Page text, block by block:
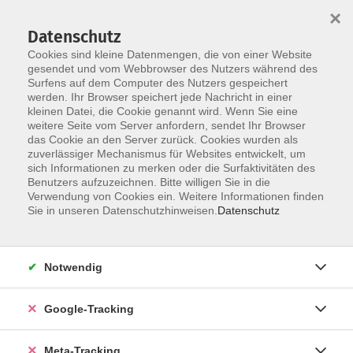
Skip to main content
You are here:
Über uns Beteiligte Volkshochschulen
Beteiligte Volkshochschulen
Volkshochschule Arberland
Volkshochschule Augsburg e.V.
Volkshochschule Augsburger Land e.V.
Städtischen Volkshochschulen Bad Kissingen und
Hammelburg
Datenschutz
Cookies sind kleine Datenmengen, die von einer Website
gesendet und vom Webbrowser des Nutzers während des
Surfens auf dem Computer des Nutzers gespeichert
werden. Ihr Browser speichert jede Nachricht in einer
kleinen Datei, die Cookie genannt wird. Wenn Sie eine
weitere Seite vom Server anfordern, sendet Ihr Browser
das Cookie an den Server zurück. Cookies wurden als
zuverlässiger Mechanismus für Websites entwickelt, um
sich Informationen zu merken oder die Surfaktivitäten des
Benutzers aufzuzeichnen. Bitte willigen Sie in die
Verwendung von Cookies ein. Weitere Informationen finden
Sie in unseren Datenschutzhinweisen. Datenschutz
×
Notwendig
Google-Tracking